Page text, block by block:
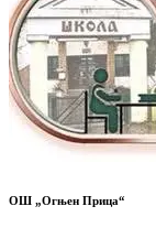
ОШ „Огњен Прица“